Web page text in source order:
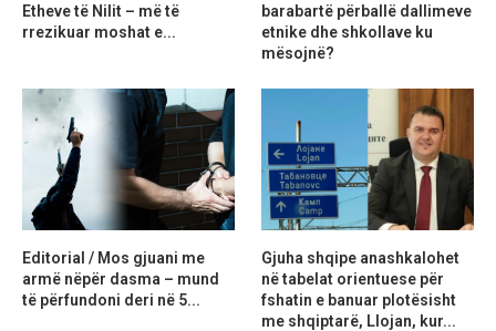
Etheve të Nilit – më të
rrezikuar moshat e...
barabartë përballë dallimeve
etnike dhe shkollave ku
mësojnë?
Editorial / Mos gjuani me
armë nëpër dasma – mund
të përfundoni deri në 5...
Gjuha shqipe anashkalohet
në tabelat orientuese për
fshatin e banuar plotësisht
me shqiptarë, Llojan, kur...